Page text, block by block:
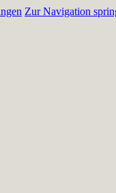
Zur Navigation